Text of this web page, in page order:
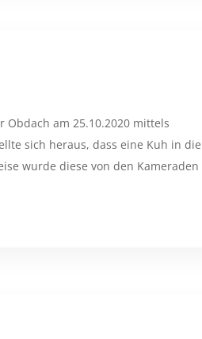
am 25.10.2020 mittels
sich heraus, dass eine Kuh in die
wurde diese von den Kameraden